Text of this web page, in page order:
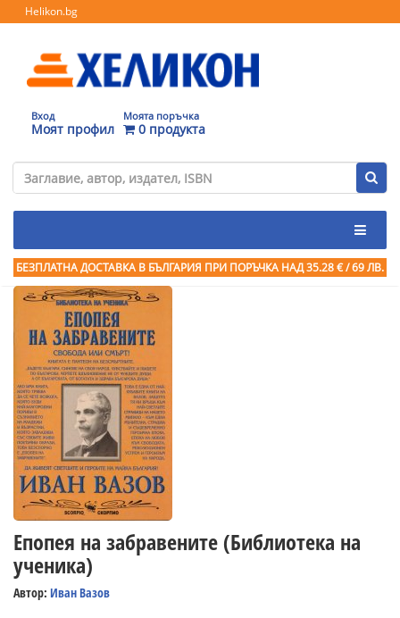
Helikon.bg
Вход
Моят профил
Моята поръчка
0 продукта
БЕЗПЛАТНА ДОСТАВКА В БЪЛГАРИЯ ПРИ ПОРЪЧКА НАД 35.28 € / 69 ЛВ.
Епопея на забравените (Библиотека на
ученика)
Автор: Иван Вазов